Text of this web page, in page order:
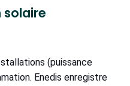
(puissance
Enedis enregistre